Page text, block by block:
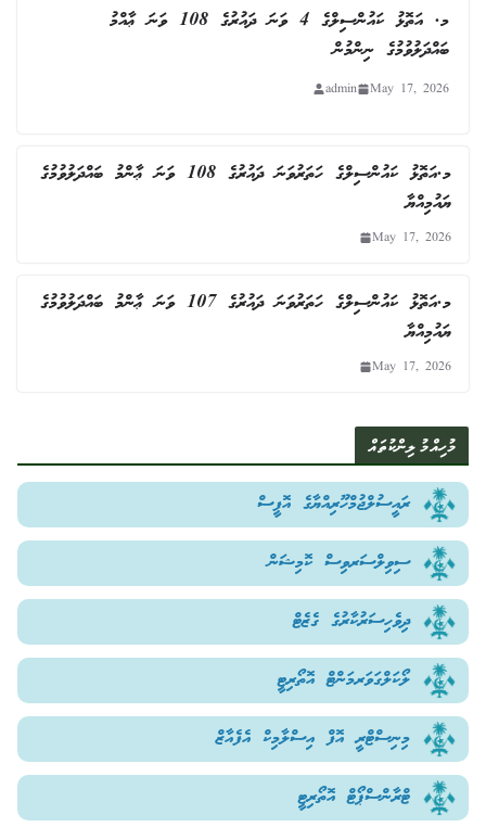
މ. އަތޮޅު ކައުންސިލްގެ 4 ވަނަ ދައުރުގެ 108 ވަނަ ޢާއްމު
ބައްދަލުވުމުގެ ނިންމުން
May 17, 2026
admin
މ.އަތޮޅު ކައުންސިލްގެ ހަތަރުވަނަ ދައުރުގެ 108 ވަނަ ޢާންމު ބައްދަލުވުމުގެ
ޔައުމިއްޔާ
May 17, 2026
މ.އަތޮޅު ކައުންސިލްގެ ހަތަރުވަނަ ދައުރުގެ 107 ވަނަ ޢާންމު ބައްދަލުވުމުގެ
ޔައުމިއްޔާ
May 17, 2026
މުހިއްމު ލިންކުތައް
ރައީސުލްޖުމްހޫރިއްޔާގެ އޮފީސް
ސިވިލްސަރވިސް ކޮމިޝަން
ދިވެހިސަރުކާރުގެ ގެޒެޓް
ލޯކަލްގަވަރމަންޓް އޮތޯރިޓީ
މިނިސްޓްރީ އޮފް އިސްލާމިކް އެފެއާޒް
ޓްރާންސްޕޯޓް އޮތޯރިޓީ